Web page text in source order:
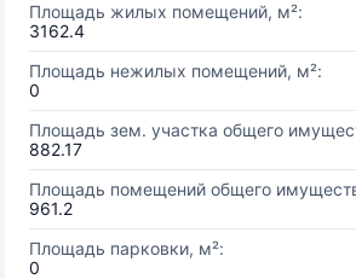
Площадь жилых помещений, м²:
3162.4
Площадь нежилых помещений, м²:
0
Площадь зем. участка общего
882.17
Площадь помещений общего
961.2
Площадь парковки, м²:
0